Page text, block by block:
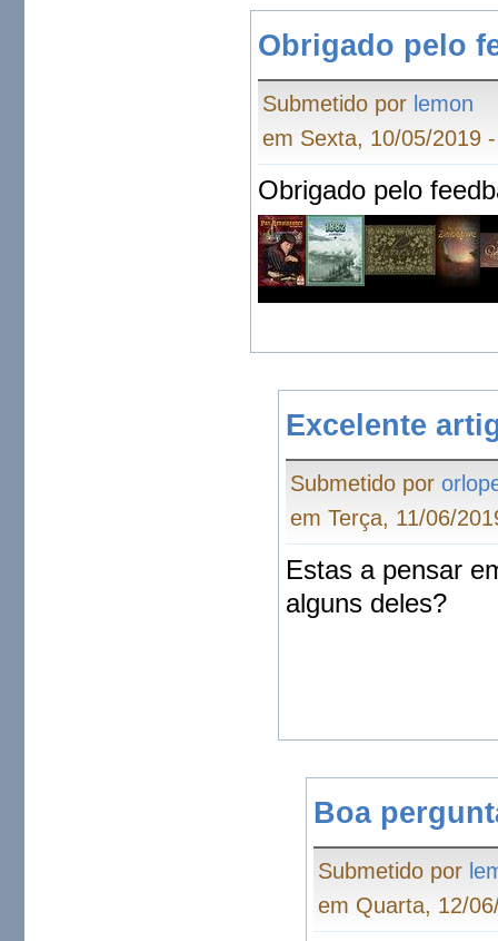
Obrigado pelo
Submetido por lemon
em Sexta, 10/05/2019
Obrigado pelo
Excelente
Submetido por
em Terça, 11/06/
Estas a pensar
alguns deles?
Boa
Submetido por
em Quarta, 12/